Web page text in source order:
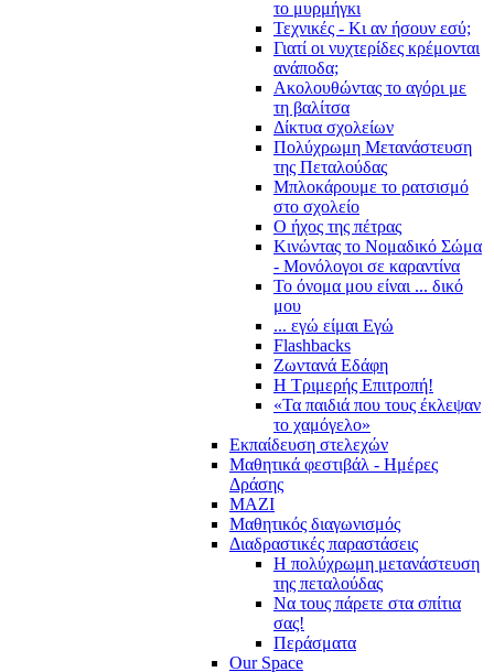
το μυρμήγκι
Τεχνικές - Κι αν ήσουν εσύ;
Γιατί οι νυχτερίδες κρέμονται
ανάποδα;
Ακολουθώντας το αγόρι με
τη βαλίτσα
Δίκτυα σχολείων
Πολύχρωμη Μετανάστευση
της Πεταλούδας
Μπλοκάρουμε το ρατσισμό
στο σχολείο
Ο ήχος της πέτρας
Κινώντας το Νομαδικό Σώμα
- Μονόλογοι σε καραντίνα
Το όνομα μου είναι ... δικό
μου
... εγώ είμαι Εγώ
Flashbacks
Ζωντανά Εδάφη
Η Τριμερής Επιτροπή!
«Τα παιδιά που τους έκλεψαν
το χαμόγελο»
Εκπαίδευση στελεχών
Μαθητικά φεστιβάλ - Ημέρες
Δράσης
ΜΑΖΙ
Μαθητικός διαγωνισμός
Διαδραστικές παραστάσεις
Η πολύχρωμη μετανάστευση
της πεταλούδας
Να τους πάρετε στα σπίτια
σας!
Περάσματα
Our Space